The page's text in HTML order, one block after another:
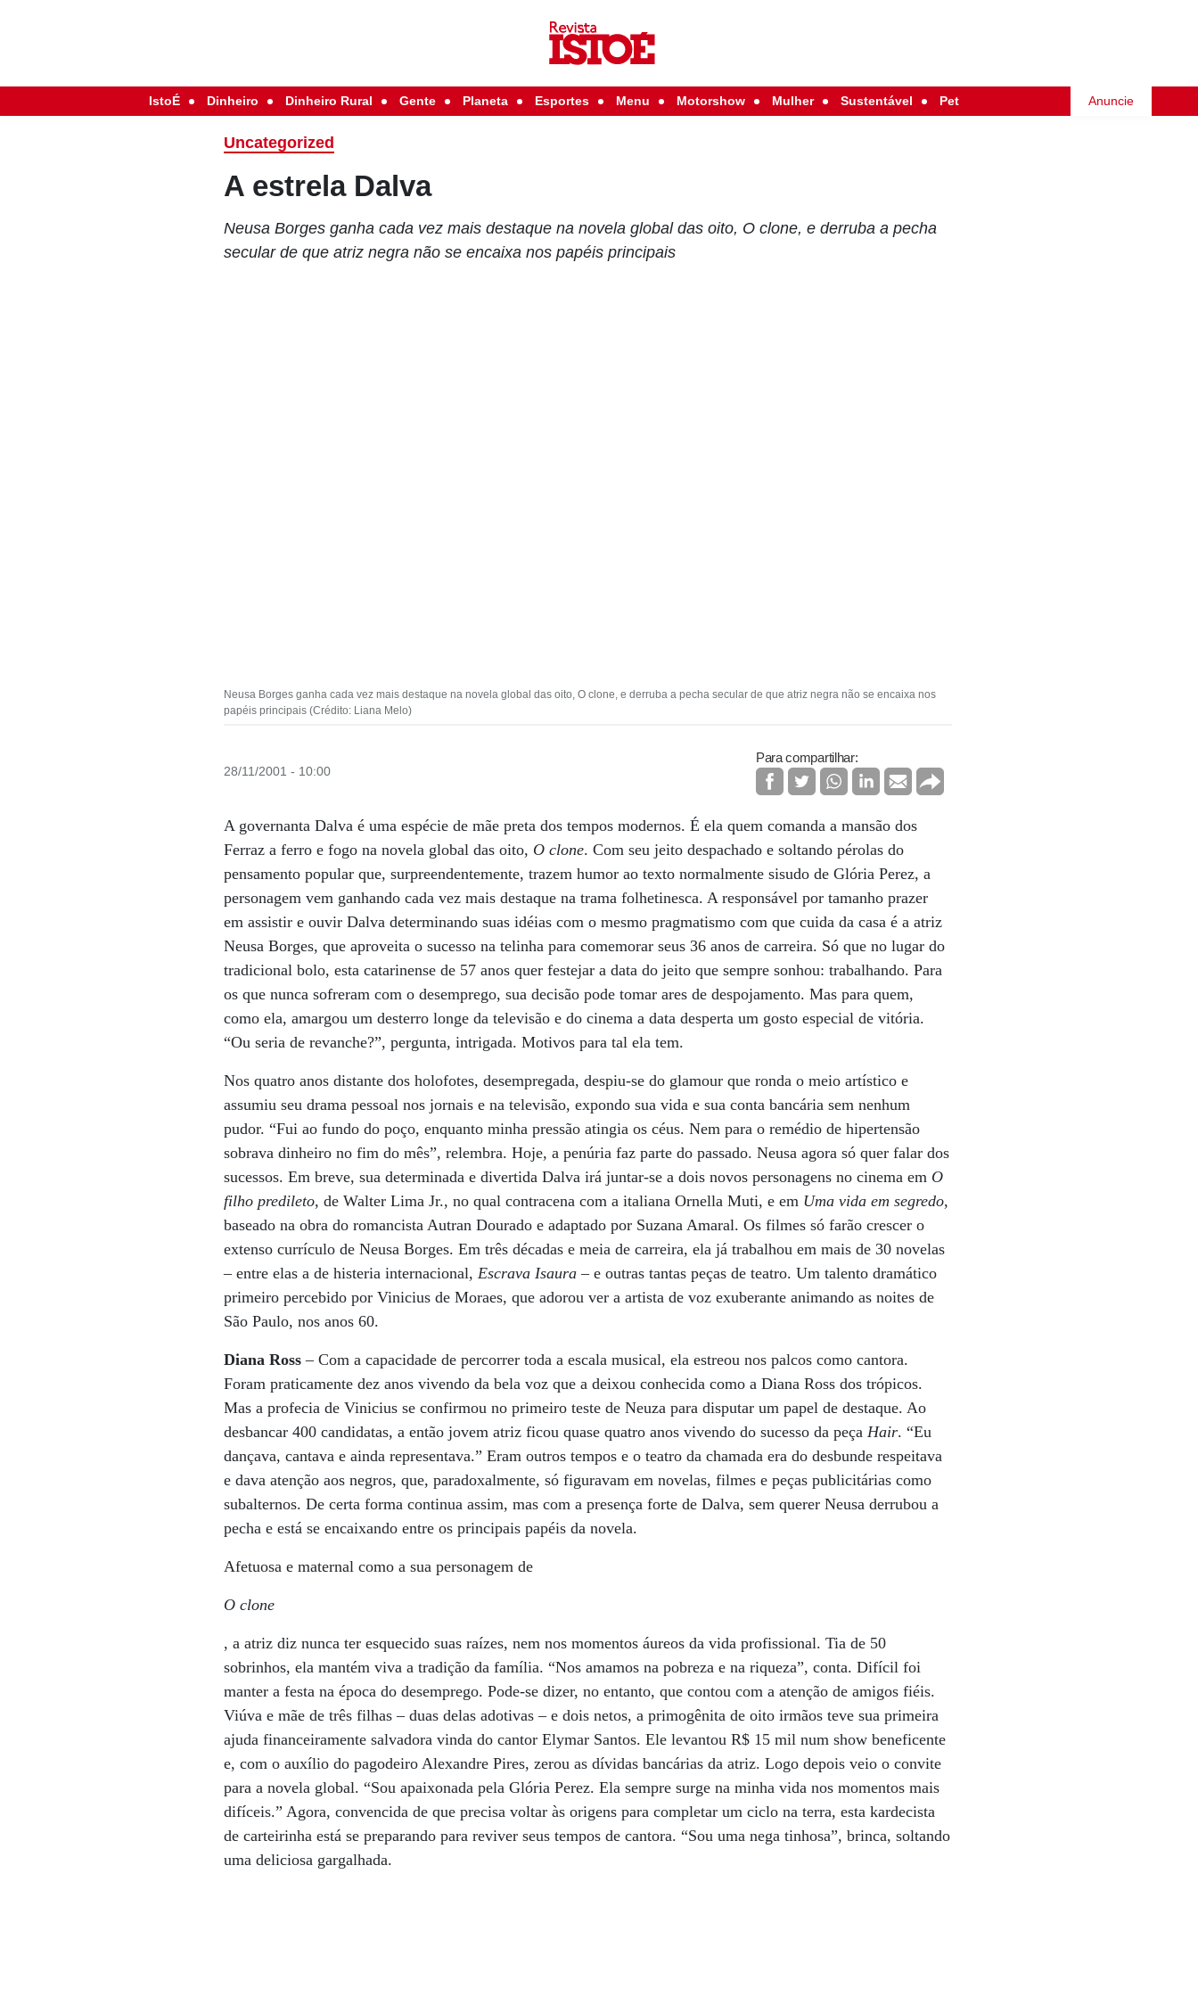
IstoÉ Dinheiro Dinheiro Rural Gente Planeta Esportes Menu Motorshow Mulher Sustentável Pet Anuncie
Uncategorized
A estrela Dalva
Neusa Borges ganha cada vez mais destaque na novela global das oito, O clone, e derruba a pecha
secular de que atriz negra não se encaixa nos papéis principais
Neusa Borges ganha cada vez mais destaque na novela global das oito, O clone, e derruba a pecha secular de que atriz negra não se encaixa nos
papéis principais (Crédito: Liana Melo)
28/11/2001 - 10:00
Para compartilhar:
A governanta Dalva é uma espécie de mãe preta dos tempos modernos. É ela quem comanda a mansão dos
Ferraz a ferro e fogo na novela global das oito, O clone. Com seu jeito despachado e soltando pérolas do
pensamento popular que, surpreendentemente, trazem humor ao texto normalmente sisudo de Glória Perez, a
personagem vem ganhando cada vez mais destaque na trama folhetinesca. A responsável por tamanho prazer
em assistir e ouvir Dalva determinando suas idéias com o mesmo pragmatismo com que cuida da casa é a atriz
Neusa Borges, que aproveita o sucesso na telinha para comemorar seus 36 anos de carreira. Só que no lugar do
tradicional bolo, esta catarinense de 57 anos quer festejar a data do jeito que sempre sonhou: trabalhando. Para
os que nunca sofreram com o desemprego, sua decisão pode tomar ares de despojamento. Mas para quem,
como ela, amargou um desterro longe da televisão e do cinema a data desperta um gosto especial de vitória.
“Ou seria de revanche?”, pergunta, intrigada. Motivos para tal ela tem.
Nos quatro anos distante dos holofotes, desempregada, despiu-se do glamour que ronda o meio artístico e
assumiu seu drama pessoal nos jornais e na televisão, expondo sua vida e sua conta bancária sem nenhum
pudor. “Fui ao fundo do poço, enquanto minha pressão atingia os céus. Nem para o remédio de hipertensão
sobrava dinheiro no fim do mês”, relembra. Hoje, a penúria faz parte do passado. Neusa agora só quer falar dos
sucessos. Em breve, sua determinada e divertida Dalva irá juntar-se a dois novos personagens no cinema em O
filho predileto, de Walter Lima Jr., no qual contracena com a italiana Ornella Muti, e em Uma vida em segredo,
baseado na obra do romancista Autran Dourado e adaptado por Suzana Amaral. Os filmes só farão crescer o
extenso currículo de Neusa Borges. Em três décadas e meia de carreira, ela já trabalhou em mais de 30 novelas
– entre elas a de histeria internacional,Escrava Isaura – e outras tantas peças de teatro. Um talento dramático
primeiro percebido por Vinicius de Moraes, que adorou ver a artista de voz exuberante animando as noites de
São Paulo, nos anos 60.
Diana Ross– Com a capacidade de percorrer toda a escala musical, ela estreou nos palcos como cantora.
Foram praticamente dez anos vivendo da bela voz que a deixou conhecida como a Diana Ross dos trópicos.
Mas a profecia de Vinicius se confirmou no primeiro teste de Neuza para disputar um papel de destaque. Ao
desbancar 400 candidatas, a então jovem atriz ficou quase quatro anos vivendo do sucesso da peçaHair. “Eu
dançava, cantava e ainda representava.” Eram outros tempos e o teatro da chamada era do desbunde respeitava
e dava atenção aos negros, que, paradoxalmente, só figuravam em novelas, filmes e peças publicitárias como
subalternos. De certa forma continua assim, mas com a presença forte de Dalva, sem querer Neusa derrubou a
pecha e está se encaixando entre os principais papéis da novela.
Afetuosa e maternal como a sua personagem de
O clone
, a atriz diz nunca ter esquecido suas raízes, nem nos momentos áureos da vida profissional. Tia de 50
sobrinhos, ela mantém viva a tradição da família. “Nos amamos na pobreza e na riqueza”, conta. Difícil foi
manter a festa na época do desemprego. Pode-se dizer, no entanto, que contou com a atenção de amigos fiéis.
Viúva e mãe de três filhas – duas delas adotivas – e dois netos, a primogênita de oito irmãos teve sua primeira
ajuda financeiramente salvadora vinda do cantor Elymar Santos. Ele levantou R$ 15 mil num show beneficente
e, com o auxílio do pagodeiro Alexandre Pires, zerou as dívidas bancárias da atriz. Logo depois veio o convite
para a novela global. “Sou apaixonada pela Glória Perez. Ela sempre surge na minha vida nos momentos mais
difíceis.” Agora, convencida de que precisa voltar às origens para completar um ciclo na terra, esta kardecista
de carteirinha está se preparando para reviver seus tempos de cantora. “Sou uma nega tinhosa”, brinca, soltando
uma deliciosa gargalhada.